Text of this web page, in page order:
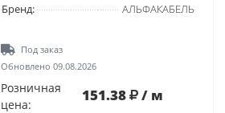
Бренд:
АЛЬФАКАБЕЛЬ
Под заказ
Обновлено 09.08.2026
Розничная
цена:
151.38 / м